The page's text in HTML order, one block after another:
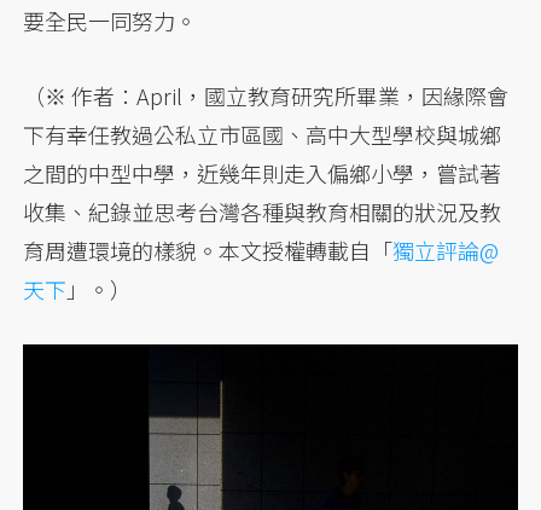
要全民一同努力。
（※ 作者：April，國立教育研究所畢業，因緣際會
下有幸任教過公私立市區國、高中大型學校與城鄉
之間的中型中學，近幾年則走入偏鄉小學，嘗試著
收集、紀錄並思考台灣各種與教育相關的狀況及教
育周遭環境的樣貌。本文授權轉載自「獨立評論@
天下 」。）